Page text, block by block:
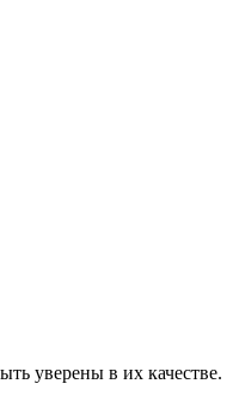
уверены в их качестве.